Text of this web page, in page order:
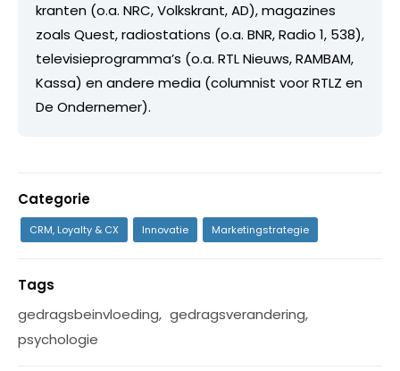
kranten (o.a. NRC, Volkskrant, AD), magazines
zoals Quest, radiostations (o.a. BNR, Radio 1, 538),
televisieprogramma’s (o.a. RTL Nieuws, RAMBAM,
Kassa) en andere media (columnist voor RTLZ en
De Ondernemer).
Categorie
CRM, Loyalty & CX Innovatie Marketingstrategie
Tags
gedragsbeinvloeding, gedragsverandering,
psychologie